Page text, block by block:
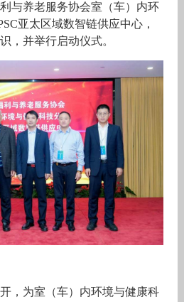
与养老服务协会室（车）内环
亚太区域数智链供应中心，
，并举行启动仪式。
，为室（车）内环境与健康科